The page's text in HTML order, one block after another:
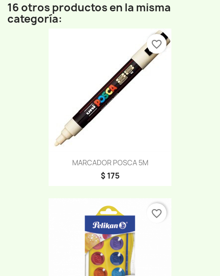
16 otros productos en la misma
categoría:
MARCADOR POSCA 5M
$ 175
favorite_border
favorite_border